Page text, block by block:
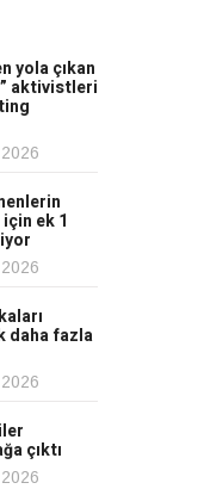
yola çıkan
aktivistleri
ek 1
daha fazla
çıktı